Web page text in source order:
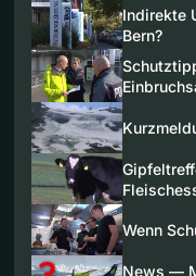
Indirekte
Bern?
Wenn
News —